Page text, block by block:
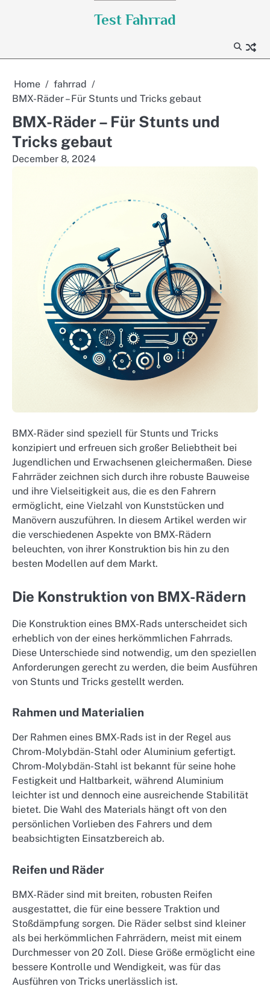
Test Fahrrad
Home
fahrrad
BMX-Räder – Für Stunts und Tricks gebaut
BMX-Räder – Für Stunts und
Tricks gebaut
December 8, 2024
BMX-Räder sind speziell für Stunts und Tricks
konzipiert und erfreuen sich großer Beliebtheit bei
Jugendlichen und Erwachsenen gleichermaßen. Diese
Fahrräder zeichnen sich durch ihre robuste Bauweise
und ihre Vielseitigkeit aus, die es den Fahrern
ermöglicht, eine Vielzahl von Kunststücken und
Manövern auszuführen. In diesem Artikel werden wir
die verschiedenen Aspekte von BMX-Rädern
beleuchten, von ihrer Konstruktion bis hin zu den
besten Modellen auf dem Markt.
Die Konstruktion von BMX-Rädern
Die Konstruktion eines BMX-Rads unterscheidet sich
erheblich von der eines herkömmlichen Fahrrads.
Diese Unterschiede sind notwendig, um den speziellen
Anforderungen gerecht zu werden, die beim Ausführen
von Stunts und Tricks gestellt werden.
Rahmen und Materialien
Der Rahmen eines BMX-Rads ist in der Regel aus
Chrom-Molybdän-Stahl oder Aluminium gefertigt.
Chrom-Molybdän-Stahl ist bekannt für seine hohe
Festigkeit und Haltbarkeit, während Aluminium
leichter ist und dennoch eine ausreichende Stabilität
bietet. Die Wahl des Materials hängt oft von den
persönlichen Vorlieben des Fahrers und dem
beabsichtigten Einsatzbereich ab.
Reifen und Räder
BMX-Räder sind mit breiten, robusten Reifen
ausgestattet, die für eine bessere Traktion und
Stoßdämpfung sorgen. Die Räder selbst sind kleiner
als bei herkömmlichen Fahrrädern, meist mit einem
Durchmesser von 20 Zoll. Diese Größe ermöglicht eine
bessere Kontrolle und Wendigkeit, was für das
Ausführen von Tricks unerlässlich ist.